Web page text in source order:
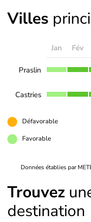
Villes
Jan Fév
Praslin
Castries
Défavorable
Favorable
Données établies par
Trouvez
destination